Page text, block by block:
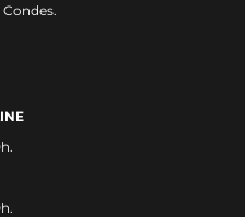
Condes.